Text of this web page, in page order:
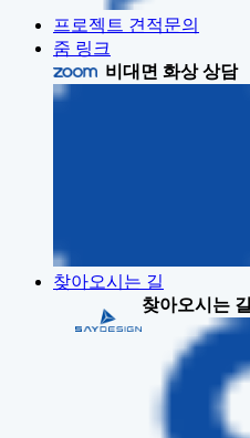
프로젝트 견적문의
줌 링크
비대면 화상 상담
찾아오시는 길
찾아오시는 길